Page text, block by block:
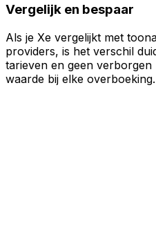
Vergelijk en bespaar
Als je Xe vergelijkt met
providers, is het verschil
tarieven en geen
waarde bij elke overboeking.